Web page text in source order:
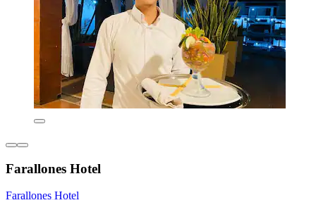
Farallones Hotel
Farallones Hotel